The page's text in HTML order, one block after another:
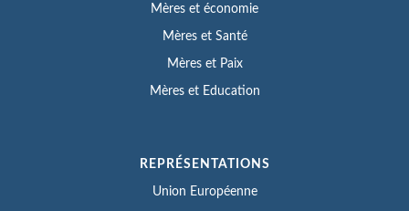
Mères et économie
Mères et Santé
Mères et Paix
Mères et Education
REPRÉSENTATIONS
Union Européenne